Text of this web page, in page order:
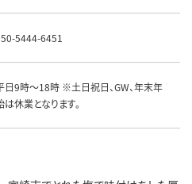
5444-6451
日9時～18時 ※土日祝日、GW、年末年
は休業となります。